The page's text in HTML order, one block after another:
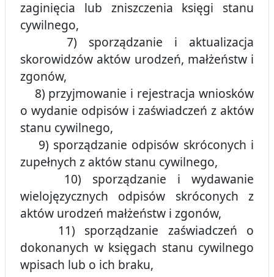
zaginięcia lub zniszczenia księgi stanu
cywilnego,
7) sporządzanie i aktualizacja
skorowidzów aktów urodzeń, małżeństw i
zgonów,
8) przyjmowanie i rejestracja wniosków
o wydanie odpisów i zaświadczeń z aktów
stanu cywilnego,
9) sporządzanie odpisów skróconych i
zupełnych z aktów stanu cywilnego,
10) sporządzanie i wydawanie
wielojęzycznych odpisów skróconych z
aktów urodzeń małżeństw i zgonów,
11) sporządzanie zaświadczeń o
dokonanych w księgach stanu cywilnego
wpisach lub o ich braku,